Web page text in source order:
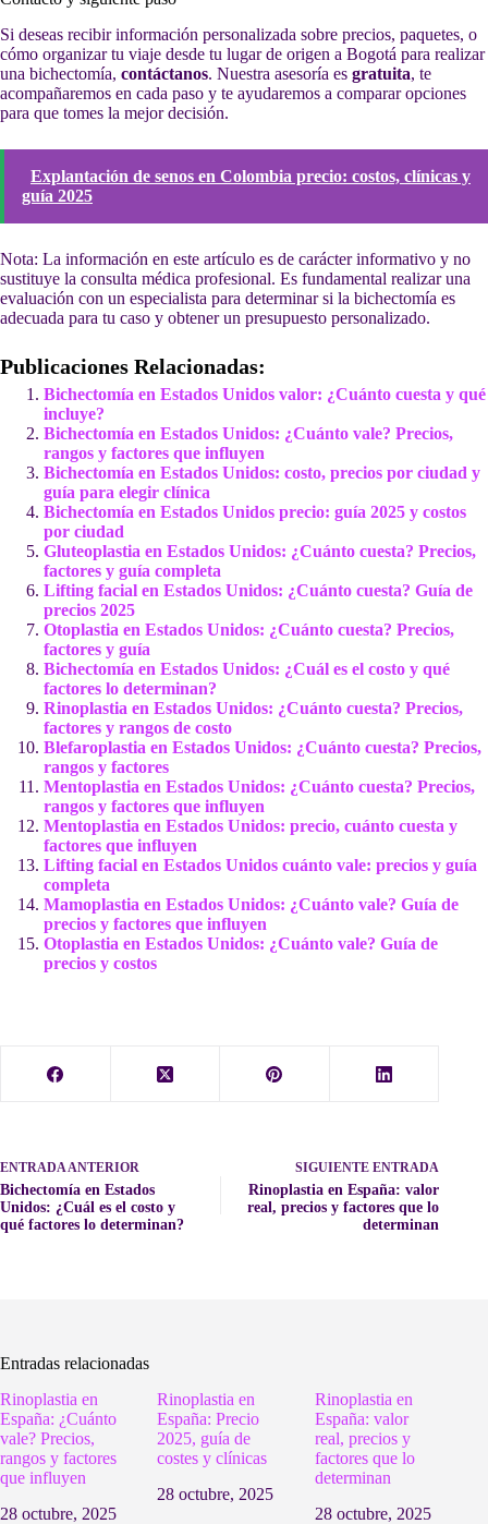
Si deseas recibir información personalizada sobre precios, paquetes, o
cómo organizar tu viaje desde tu lugar de origen a Bogotá para realizar
una bichectomía, contáctanos. Nuestra asesoría es gratuita, te
acompañaremos en cada paso y te ayudaremos a comparar opciones
para que tomes la mejor decisión.
Explantación de senos en Colombia precio: costos, clínicas y
guía 2025
Nota: La información en este artículo es de carácter informativo y no
sustituye la consulta médica profesional. Es fundamental realizar una
evaluación con un especialista para determinar si la bichectomía es
adecuada para tu caso y obtener un presupuesto personalizado.
Publicaciones Relacionadas:
Bichectomía en Estados Unidos valor: ¿Cuánto cuesta y qué
incluye?
Bichectomía en Estados Unidos: ¿Cuánto vale? Precios,
rangos y factores que influyen
Bichectomía en Estados Unidos: costo, precios por ciudad y
guía para elegir clínica
Bichectomía en Estados Unidos precio: guía 2025 y costos
por ciudad
Gluteoplastia en Estados Unidos: ¿Cuánto cuesta? Precios,
factores y guía completa
Lifting facial en Estados Unidos: ¿Cuánto cuesta? Guía de
precios 2025
Otoplastia en Estados Unidos: ¿Cuánto cuesta? Precios,
factores y guía
Bichectomía en Estados Unidos: ¿Cuál es el costo y qué
factores lo determinan?
Rinoplastia en Estados Unidos: ¿Cuánto cuesta? Precios,
factores y rangos de costo
Blefaroplastia en Estados Unidos: ¿Cuánto cuesta? Precios,
rangos y factores
Mentoplastia en Estados Unidos: ¿Cuánto cuesta? Precios,
rangos y factores que influyen
Mentoplastia en Estados Unidos: precio, cuánto cuesta y
factores que influyen
Lifting facial en Estados Unidos cuánto vale: precios y guía
completa
Mamoplastia en Estados Unidos: ¿Cuánto vale? Guía de
precios y factores que influyen
Otoplastia en Estados Unidos: ¿Cuánto vale? Guía de
precios y costos
ENTRADAANTERIOR
Bichectomía en Estados
Unidos: ¿Cuál es el costo y
qué factores lo determinan?
SIGUIENTEENTRADA
Rinoplastia en España: valor
real, precios y factores que lo
determinan
Entradas relacionadas
Rinoplastia en
España: ¿Cuánto
vale? Precios,
rangos y factores
que influyen
28 octubre, 2025
Rinoplastia en
España: Precio
2025, guía de
costes y clínicas
28 octubre, 2025
Rinoplastia en
España: valor
real, precios y
factores que lo
determinan
28 octubre, 2025